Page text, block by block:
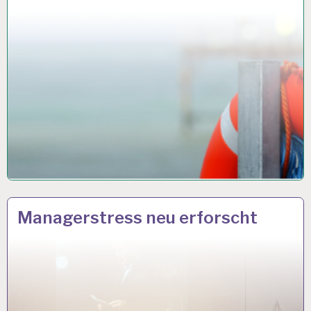
12-
STUNDEN-
Managerstress neu erforscht
22 JUNI 2018